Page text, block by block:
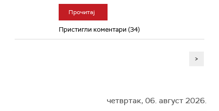
Прочитај
Пристигли коментари (34)
>
четвртак, 06. август 2026.